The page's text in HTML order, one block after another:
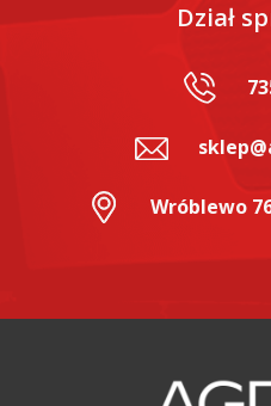
Dział
Wróblewo